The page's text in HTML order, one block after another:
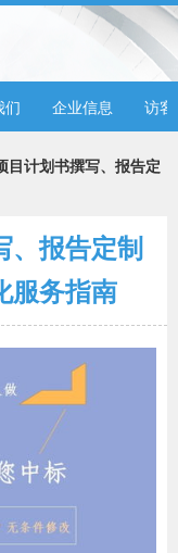
们 企业信息 访客
目计划书撰写、报告定
、报告定制
服务指南